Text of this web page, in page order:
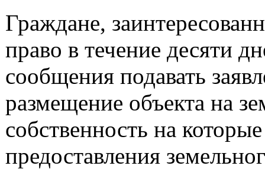
Граждане,
право в течение десяти
сообщения подавать
размещение объекта на
собственность на
предоставления